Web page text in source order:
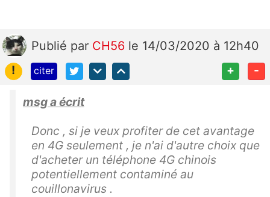
Publié par CH56 le 14/03/2020 à 12h40
!
citer + -
msg a écrit
Donc , si je veux profiter de cet avantage
en 4G seulement , je n'ai d'autre choix que
d'acheter un téléphone 4G chinois
potentiellement contaminé au
couillonavirus .